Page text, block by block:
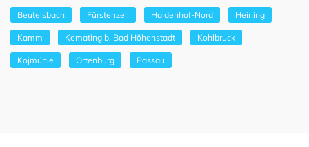
Beutelsbach Fürstenzell Haidenhof-Nord Heining
Kamm Kemating b. Bad Höhenstadt Kohlbruck
Kojmühle Ortenburg Passau